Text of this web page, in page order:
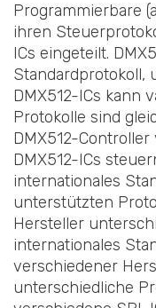
Programmierbare
ihren
ICs eingeteilt.
Standardprotokoll,
DMX512-ICs kann
Protokolle sind
DMX512-
DMX512-ICs
internationales
unterstützten
Hersteller
internationales
verschiedener
unterschiedliche